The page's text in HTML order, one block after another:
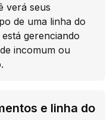
verá seus
de uma linha do
gerenciando
incomum ou
e linha do